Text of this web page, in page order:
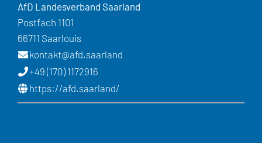
AfD Landesverband Saarland
Postfach 1101
66711 Saarlouis
kontakt@afd.saarland
+49 (170) 1172916
https://afd.saarland/